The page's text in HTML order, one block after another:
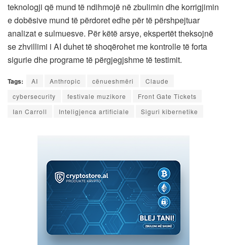
teknologji që mund të ndihmojë në zbulimin dhe korrigjimin
e dobësive mund të përdoret edhe për të përshpejtuar
analizat e sulmuesve. Për këtë arsye, ekspertët theksojnë
se zhvillimi i AI duhet të shoqërohet me kontrolle të forta
sigurie dhe programe të përgjegjshme të testimit.
Tags: AI Anthropic cënueshmëri
Claude
cybersecurity
festivale muzikore
Front Gate Tickets
Ian Carroll
Inteligjenca artificiale Siguri kibernetike